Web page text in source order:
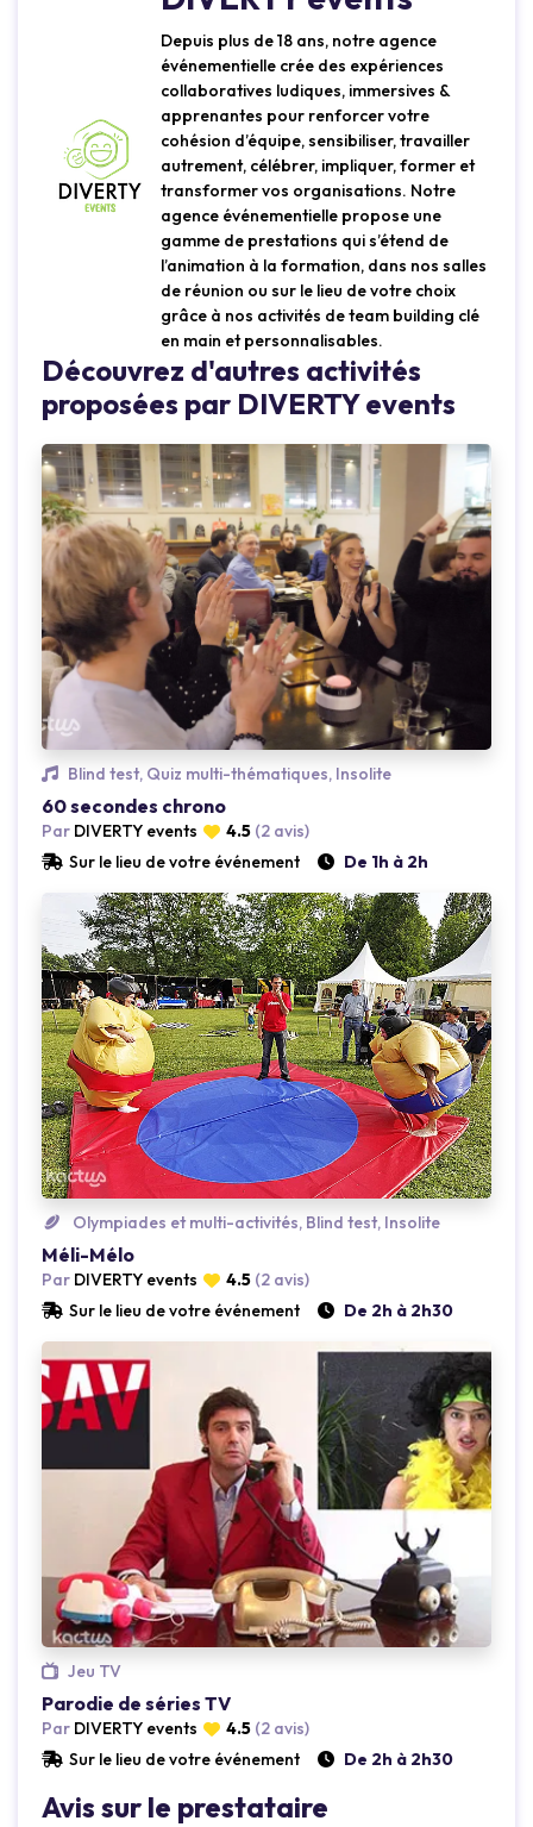
Depuis plus de 18 ans, notre agence
événementielle crée des expériences
collaboratives ludiques, immersives &
apprenantes pour renforcer votre
cohésion d’équipe, sensibiliser, travailler
autrement, célébrer, impliquer, former et
transformer vos organisations. Notre
agence événementielle propose une
gamme de prestations qui s’étend de
l’animation à la formation, dans nos salles
de réunion ou sur le lieu de votre choix
grâce à nos activités de team building clé
en main et personnalisables.
Découvrez d'autres activités
proposées par DIVERTY events
Loading...
Blind test, Quiz multi-thématiques, Insolite
60 secondes chrono
Par DIVERTY events 4.5 (2 avis)
Sur le lieu de votre événement
De 1h à 2h
Loading...
Olympiades et multi-activités, Blind test, Insolite
Méli-Mélo
Par DIVERTY events 4.5 (2 avis)
Sur le lieu de votre événement
De 2h à 2h30
Loading...
Jeu TV
Parodie de séries TV
Par DIVERTY events 4.5 (2 avis)
Sur le lieu de votre événement
De 2h à 2h30
Avis sur le prestataire